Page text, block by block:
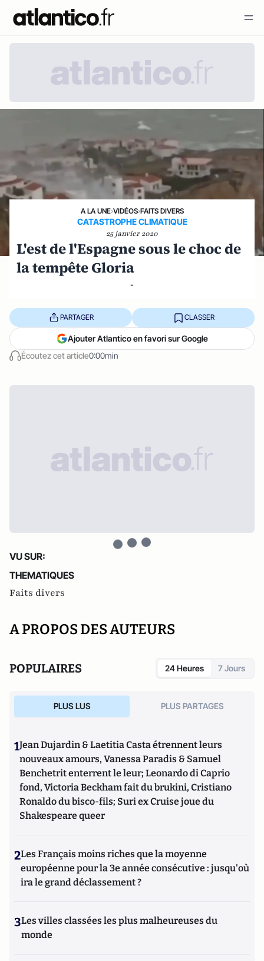
A LA UNE›VIDÉOS›FAITS DIVERS
CATASTROPHE CLIMATIQUE
25 janvier 2020
L'est de l'Espagne sous le choc de
la tempête Gloria
-
Écoutez cet article0:00min
PARTAGER CLASSER
Ajouter Atlantico en favori sur Google
VU SUR:
THEMATIQUES
Faits divers
A PROPOS DES AUTEURS
POPULAIRES 24 Heures 7 Jours
PLUS LUS PLUS PARTAGES
1Jean Dujardin & Laetitia Casta étrennent leurs
nouveaux amours, Vanessa Paradis & Samuel
Benchetrit enterrent le leur; Leonardo di Caprio
fond, Victoria Beckham fait du brukini, Cristiano
Ronaldo du bisco-fils; Suri ex Cruise joue du
Shakespeare queer
2Les Français moins riches que la moyenne
européenne pour la 3e année consécutive : jusqu'où
ira le grand déclassement ?
3Les villes classées les plus malheureuses du
monde